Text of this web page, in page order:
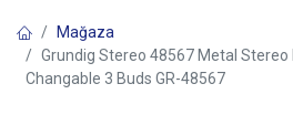
Mağaza
Grundig Stereo 48567 Metal Stereo
Changable 3 Buds GR-48567